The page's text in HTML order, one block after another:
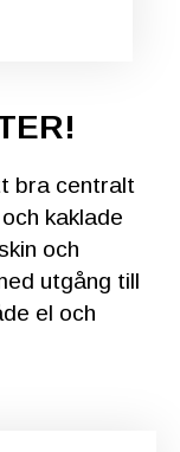
bra centralt
kaklade
och
utgång till
el och